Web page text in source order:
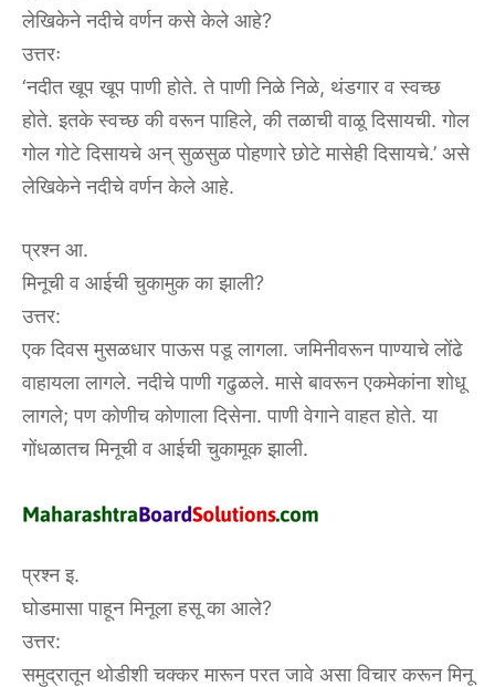
लेखिकेने नदीचे वर्णन कसे केले आहे?
उत्तरः
‘नदीत खूप खूप पाणी होते. ते पाणी निळे निळे, थंडगार व स्वच्छ
होते. इतके स्वच्छ की वरून पाहिले, की तळाची वाळू दिसायची. गोल
गोल गोटे दिसायचे अन् सुळसुळ पोहणारे छोटे मासेही दिसायचे.’ असे
लेखिकेने नदीचे वर्णन केले आहे.
प्रश्न आ.
मिनूची व आईची चुकामुक का झाली?
उत्तर:
एक दिवस मुसळधार पाऊस पडू लागला. जमिनीवरून पाण्याचे लोंढे
वाहायला लागले. नदीचे पाणी गढुळले. मासे बावरून एकमेकांना शोधू
लागले; पण कोणीच कोणाला दिसेना. पाणी वेगाने वाहत होते. या
गोंधळातच मिनूची व आईची चुकामूक झाली.
प्रश्न इ.
घोडमासा पाहून मिनूला हसू का आले?
उत्तर:
समुद्रातून थोडीशी चक्कर मारून परत जावे असा विचार करून मिनू